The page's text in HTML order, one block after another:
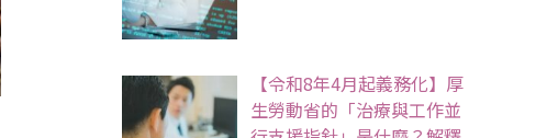
【令和8年4月起義務化】厚
生勞動省的「治療與工作並